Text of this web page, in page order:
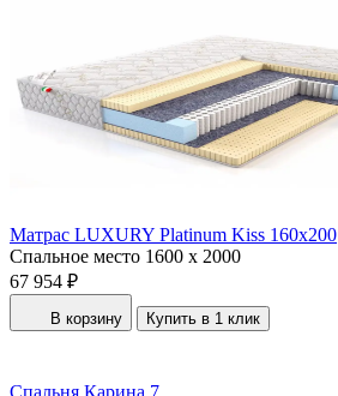
Матрас LUXURY Platinum Kiss 160x200
Спальное место 1600 x 2000
67 954 ₽
В корзину Купить в 1 клик
Спальня Карина 7